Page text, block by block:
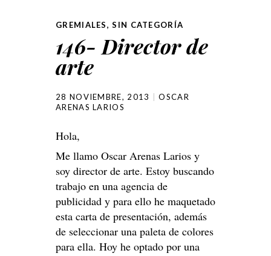
GREMIALES,SIN CATEGORÍA
146- Director de
arte
28 NOVIEMBRE, 2013
OSCAR
ARENAS LARIOS
Hola,
Me llamo Oscar Arenas Larios y
soy director de arte. Estoy buscando
trabajo en una agencia de
publicidad y para ello he maquetado
esta carta de presentación, además
de seleccionar una paleta de colores
para ella. Hoy he optado por una